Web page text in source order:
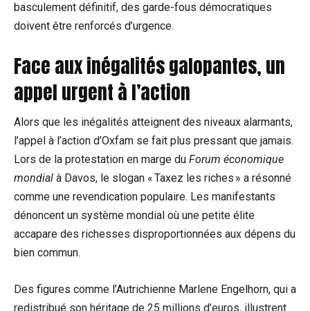
basculement définitif, des garde-fous démocratiques
doivent être renforcés d’urgence.
Face aux inégalités galopantes, un
appel urgent à l’action
Alors que les inégalités atteignent des niveaux alarmants,
l’appel à l’action d’Oxfam se fait plus pressant que jamais.
Lors de la protestation en marge du Forum économique
mondial à Davos, le slogan « Taxez les riches » a résonné
comme une revendication populaire. Les manifestants
dénoncent un système mondial où une petite élite
accapare des richesses disproportionnées aux dépens du
bien commun.
Des figures comme l’Autrichienne Marlene Engelhorn, qui a
redistribué son héritage de 25 millions d’euros, illustrent